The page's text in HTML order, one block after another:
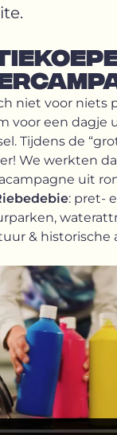
niet voor niets
voor een dagje
Tijdens de
We werkten
uit
: pret-
& historische